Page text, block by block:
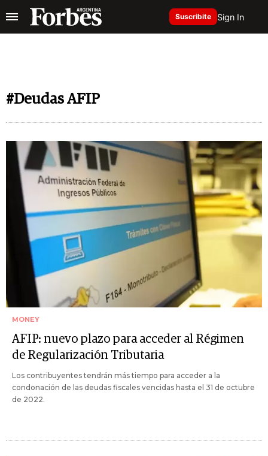
Suscribite Sign In
#Deudas AFIP
MONEY
AFIP: nuevo plazo para acceder al Régimen
de Regularización Tributaria
Los contribuyentes tendrán más tiempo para acceder a la
condonación de las deudas fiscales vencidas hasta el 31 de octubre
de 2022.